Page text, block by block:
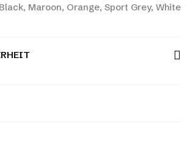
Black, Maroon, Orange, Sport Grey, White